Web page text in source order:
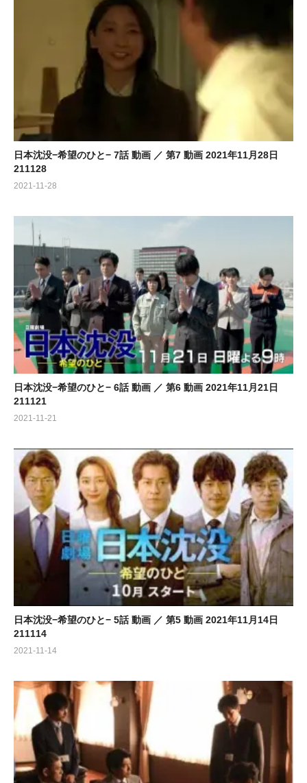
日本沈没−希望のひと− 7話 動画 ／ 第7 動画 2021年11月28日
211128
2021-11-28
日本沈没−希望のひと− 6話 動画 ／ 第6 動画 2021年11月21日
211121
2021-11-21
日本沈没−希望のひと− 5話 動画 ／ 第5 動画 2021年11月14日
211114
2021-11-14